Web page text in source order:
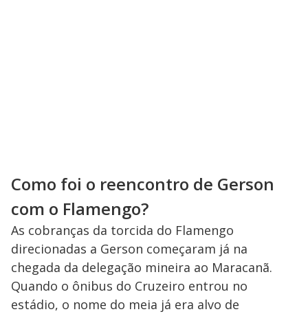
Como foi o reencontro de Gerson
com o Flamengo?
As cobranças da torcida do Flamengo
direcionadas a Gerson começaram já na
chegada da delegação mineira ao Maracanã.
Quando o ônibus do Cruzeiro entrou no
estádio, o nome do meia já era alvo de